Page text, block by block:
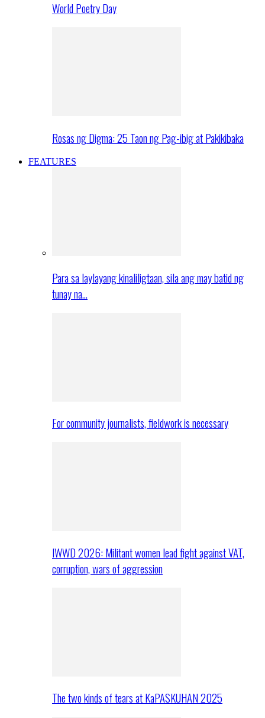
World Poetry Day
Rosas ng Digma: 25 Taon ng Pag-ibig at Pakikibaka
FEATURES
Para sa laylayang kinaliligtaan, sila ang may batid ng
tunay na…
For community journalists, fieldwork is necessary
IWWD 2026: Militant women lead fight against VAT,
corruption, wars of aggression
The two kinds of tears at KaPASKUHAN 2025